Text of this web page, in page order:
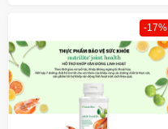
-17%